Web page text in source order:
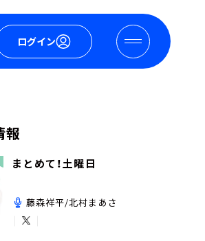
ログイン
報
まとめて！土曜日
藤森祥平/北村まあさ